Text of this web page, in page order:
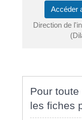
Accéder
Direction de
Pour
les fiches